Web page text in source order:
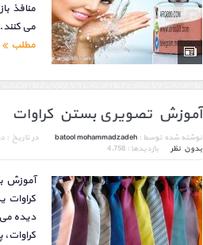
منافذ
می
مطلب
آموزش تصویری بستن کراوات
نوشته شده توسط : batool mohammadzadeh در تاریخ :
بدون نظر
بازدیدها : 4,758
آموزش
کراوات
دیده